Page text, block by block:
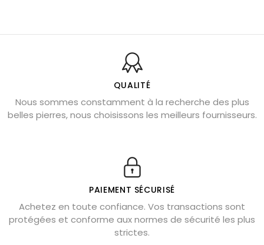
Bienfaits de la sélénite – pierre des anges
L’améthyste est-elle faite pour moi ?
Chrysocolle : pierre apaisante
Obsidienne dorée : vertus et signification
Véritable citrine naturelle non chauffée
Où placer la citrine dans la maison
Cornaline : propriétés magiques
Capricorne : quelles pierres choisir
QUALITÉ
Nous sommes constamment à la recherche des plus
belles pierres, nous choisissons les meilleurs fournisseurs.
PAIEMENT SÉCURISÉ
Achetez en toute confiance. Vos transactions sont
protégées et conforme aux normes de sécurité les plus
strictes.